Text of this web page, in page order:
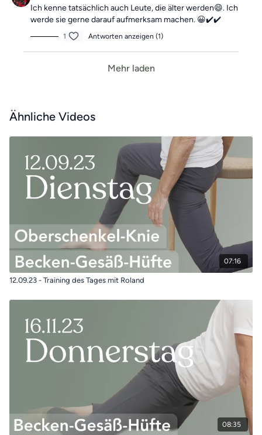
Ich kenne tatsächlich auch Leute, die älter werden😄. Ich
werde sie gerne darauf aufmerksam machen. 😀✔️✔️
1 Antworten anzeigen (1)
Mehr laden
Ähnliche Videos
07:16
12.09.23 - Training des Tages mit Roland
08:35